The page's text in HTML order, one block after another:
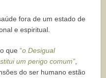
fora de um estado de
e espiritual.
que“o Desigual
um perigo comum”
do ser humano estão